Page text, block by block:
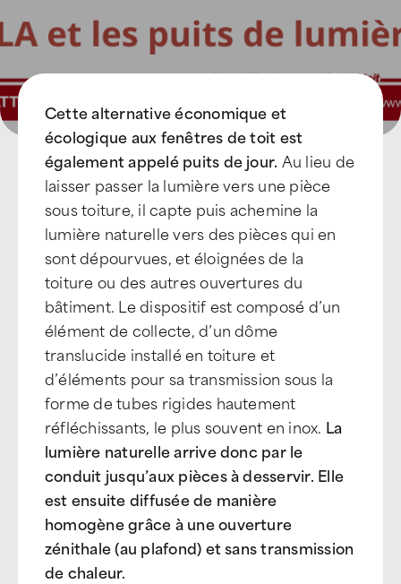
Cette alternative économique et
écologique aux fenêtres de toit est
également appelé puits de jour. Au lieu de
laisser passer la lumière vers une pièce
sous toiture, il capte puis achemine la
lumière naturelle vers des pièces qui en
sont dépourvues, et éloignées de la
toiture ou des autres ouvertures du
bâtiment. Le dispositif est composé d’un
élément de collecte, d’un dôme
translucide installé en toiture et
d’éléments pour sa transmission sous la
forme de tubes rigides hautement
réfléchissants, le plus souvent en inox. La
lumière naturelle arrive donc par le
conduit jusqu’aux pièces à desservir. Elle
est ensuite diffusée de manière
homogène grâce à une ouverture
zénithale (au plafond) et sans transmission
de chaleur.